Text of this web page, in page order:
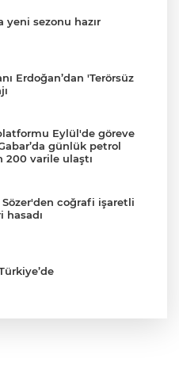
yeni sezonu hazır
Erdoğan’dan 'Terörsüz
Eylül'de göreve
günlük petrol
200 varile ulaştı
coğrafi işaretli
hasadı